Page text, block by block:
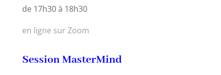
de 17h30 à 18h30
en ligne sur Zoom
Session MasterMind